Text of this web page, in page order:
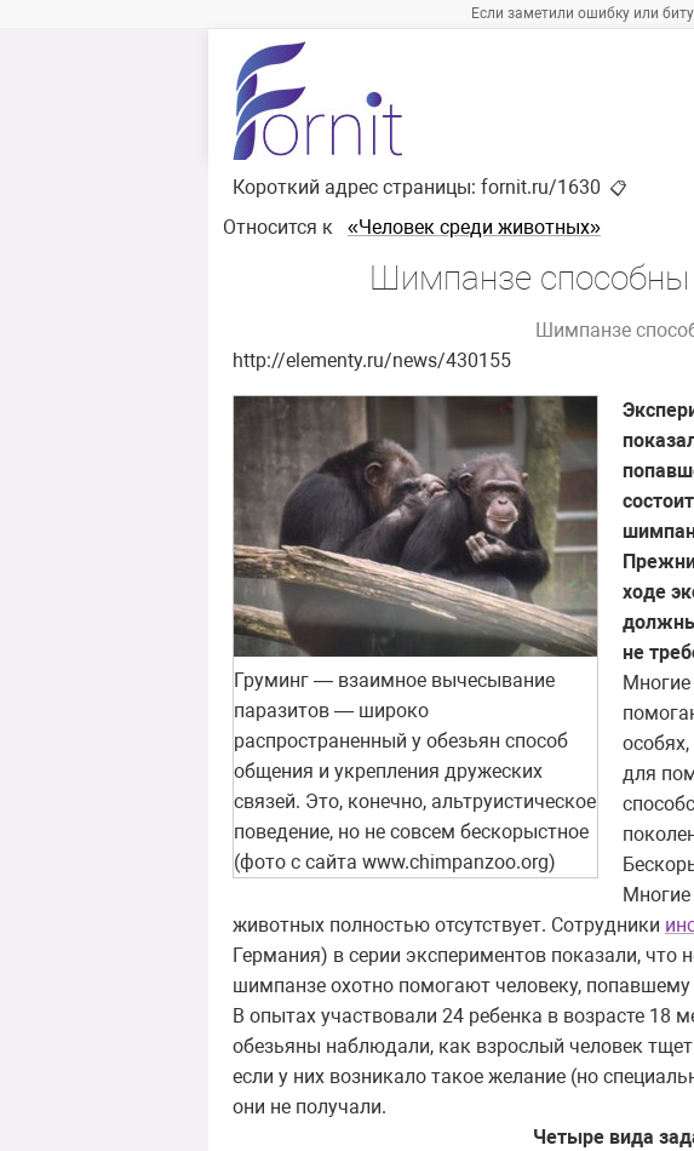
Если заметили ошибку или
Короткий адрес страницы: fornit.ru/1630 📋
Относится к «Человек среди животных»
Шимпанзе
Шимпанзе
http://elementy.ru/news/430155
Груминг — взаимное вычесывание
паразитов — широко
распространенный у обезьян способ
общения и укрепления дружеских
связей. Это, конечно, альтруистическое
поведение, но не совсем бескорыстное
(фото с сайта www.chimpanzoo.org)
ходе
не
для
Многие
животных полностью отсутствует. Сотрудники
Германия) в серии экспериментов показали,
шимпанзе охотно помогают человеку,
В опытах участвовали 24 ребенка в возрасте 18
обезьяны наблюдали, как взрослый человек
если у них возникало такое желание (но
они не получали.
Четыре вида